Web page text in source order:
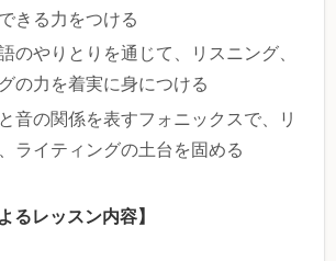
きる力をつける
のやりとりを通じて、リスニング、
の力を着実に身につける
音の関係を表すフォニックスで、リ
ライティングの土台を固める
るレッスン内容】